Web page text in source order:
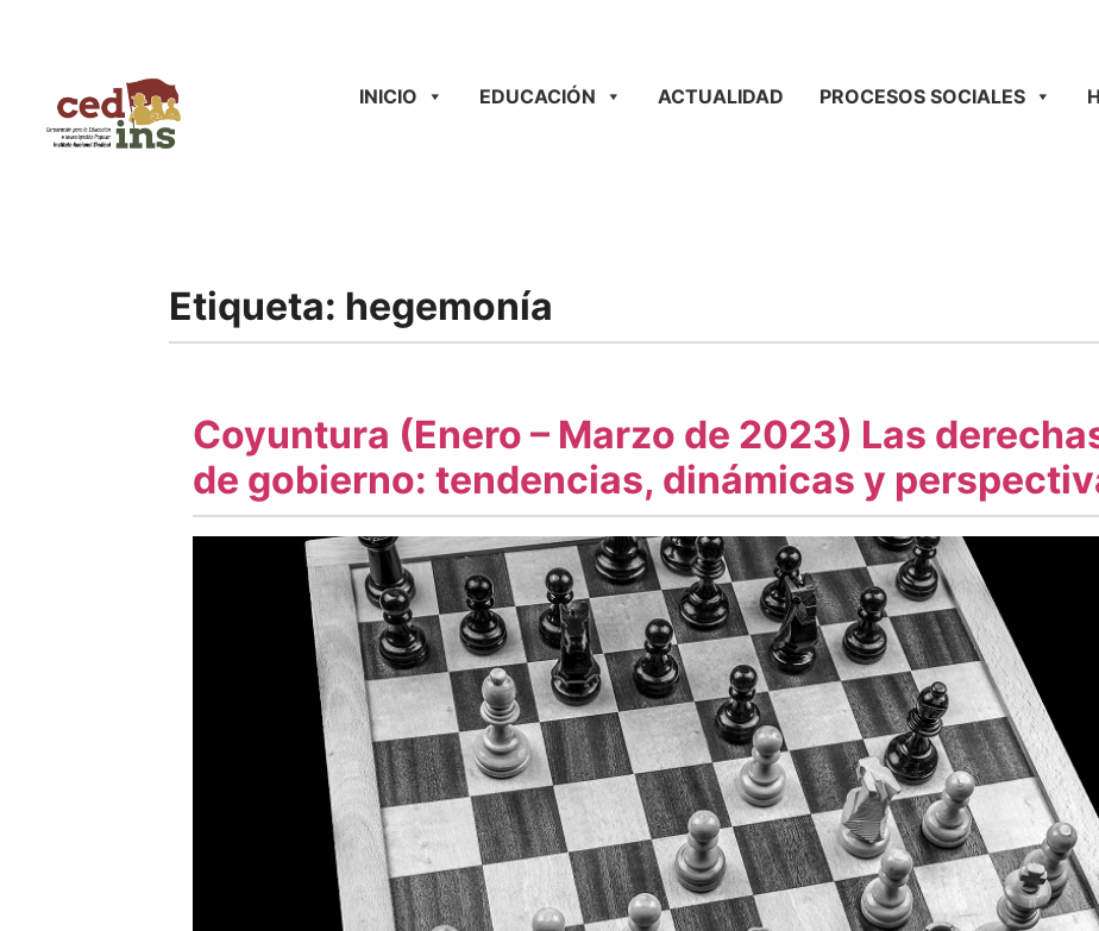
INICIO EDUCACIÓN ACTUALIDAD PROCESOS SOCIALES
Etiqueta: hegemonía
Coyuntura (Enero – Marzo de 2023) Las
de gobierno: tendencias, dinámicas y